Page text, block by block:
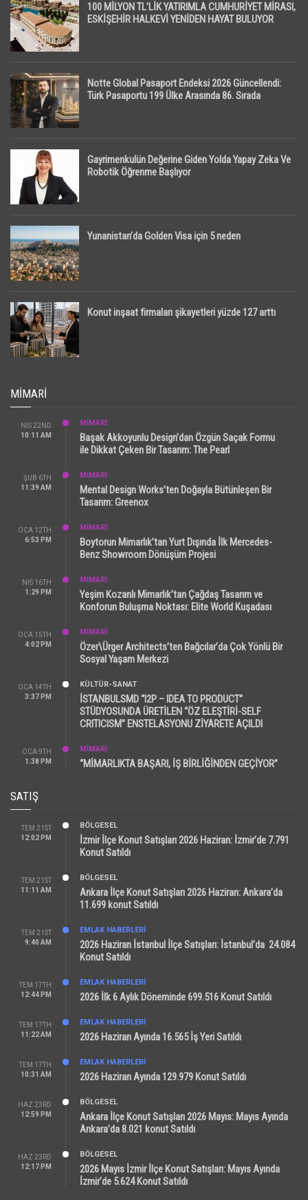
100 MİLYON TL’LİK YATIRIMLA CUMHURİYET MİRASI,
ESKİŞEHİR HALKEVİ YENİDEN HAYAT BULUYOR
Notte Global Pasaport Endeksi 2026 Güncellendi:
Türk Pasaportu 199 Ülke Arasında 86. Sırada
Gayrimenkulün Değerine Giden Yolda Yapay Zeka Ve
Robotik Öğrenme Başlıyor
Yunanistan’da Golden Visa için 5 neden
Konut inşaat firmaları şikayetleri yüzde 127 arttı
MIMARI
NIS 22ND
10:11 AM
MİMARİ
Başak Akkoyunlu Design’dan Özgün Saçak Formu
ile Dikkat Çeken Bir Tasarım: The Pearl
ŞUB 6TH
11:39 AM
MİMARİ
Mental Design Works’ten Doğayla Bütünleşen Bir
Tasarım: Greenox
OCA 12TH
6:53 PM
MİMARİ
Boytorun Mimarlık’tan Yurt Dışında İlk Mercedes-
Benz Showroom Dönüşüm Projesi
NIS 16TH
1:29 PM
MİMARİ
Yeşim Kozanlı Mimarlık’tan Çağdaş Tasarım ve
Konforun Buluşma Noktası: Elite World Kuşadası
OCA 15TH
4:02 PM
MİMARİ
Özer\Ürger Architects’ten Bağcılar’da Çok Yönlü Bir
Sosyal Yaşam Merkezi
OCA 14TH
3:37 PM
KÜLTÜR-SANAT
İSTANBULSMD “I2P – IDEA TO PRODUCT”
STÜDYOSUNDA ÜRETİLEN “ÖZ ELEŞTİRİ-SELF
CRITICISM” ENSTELASYONU ZİYARETE AÇILDI
OCA 9TH
1:38 PM
MİMARİ
“MİMARLIKTA BAŞARI, İŞ BİRLİĞİNDEN GEÇİYOR”
SATIŞ
TEM 21ST
12:02 PM
BÖLGESEL
İzmir İlçe Konut Satışları 2026 Haziran: İzmir’de 7.791
Konut Satıldı
TEM 21ST
11:11 AM
BÖLGESEL
Ankara İlçe Konut Satışları 2026 Haziran: Ankara’da
11.699 konut Satıldı
TEM 21ST
9:40 AM
EMLAK HABERLERI
2026 Haziran İstanbul İlçe Satışları: İstanbul’da 24.084
Konut Satıldı
TEM 17TH
12:44 PM
EMLAK HABERLERI
2026 İlk 6 Aylık Döneminde 699.516 Konut Satıldı
TEM 17TH
11:22 AM
EMLAK HABERLERI
2026 Haziran Ayında 16.565 İş Yeri Satıldı
TEM 17TH
10:31 AM
EMLAK HABERLERI
2026 Haziran Ayında 129.979 Konut Satıldı
HAZ 23RD
12:59 PM
BÖLGESEL
Ankara İlçe Konut Satışları 2026 Mayıs: Mayıs Ayında
Ankara’da 8.021 konut Satıldı
HAZ 23RD
12:17 PM
BÖLGESEL
2026 Mayıs İzmir İlçe Konut Satışları: Mayıs Ayında
İzmir’de 5.624 Konut Satıldı